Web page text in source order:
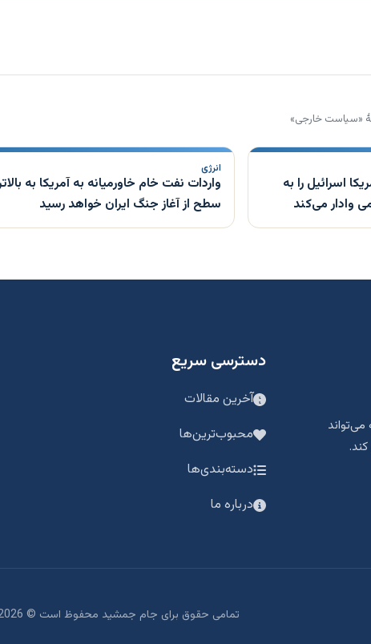
«سیاست خارجی»
اسرائیل را به
وادار می‌کند
انرژی
واردات نفت خام خاورمیانه به آمریکا به
سطح از آغاز جنگ ایران خواهد رسید
دسترسی سریع
آخرین مقالات
محبوب‌ترین‌ها
دسته‌بندی‌ها
درباره ما
تمامی حقوق برای جام جمشید محفوظ است ©